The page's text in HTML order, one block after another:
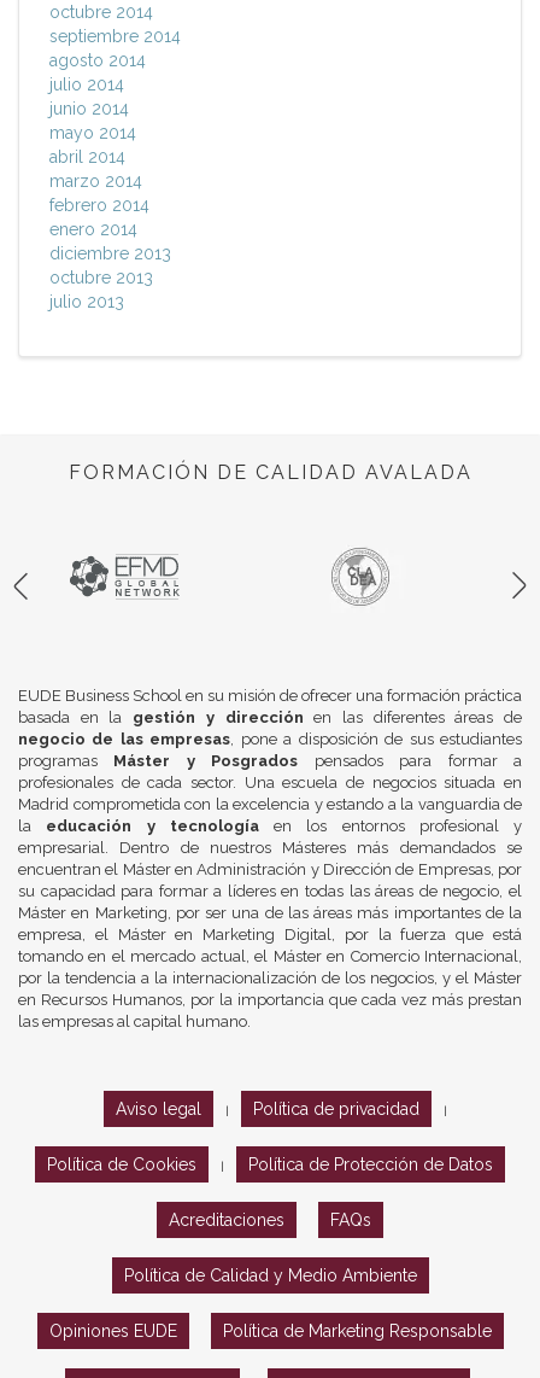
octubre 2014
septiembre 2014
agosto 2014
julio 2014
junio 2014
mayo 2014
abril 2014
marzo 2014
febrero 2014
enero 2014
diciembre 2013
octubre 2013
julio 2013
FORMACIÓN DE CALIDAD AVALADA
EUDE Business School en su misión de ofrecer una formación práctica
basada en la gestión y dirección en las diferentes áreas de
negocio de las empresas , pone a disposición de sus estudiantes
programas Máster y Posgrados pensados para formar a
profesionales de cada sector. Una escuela de negocios situada en
Madrid comprometida con la excelencia y estando a la vanguardia de
la educación y tecnologíaen los entornos profesional y
empresarial. Dentro de nuestros Másteres más demandados se
encuentran el Máster en Administración y Dirección de Empresas, por
su capacidad para formar a líderes en todas las áreas de negocio, el
Máster en Marketing, por ser una de las áreas más importantes de la
empresa, el Máster en Marketing Digital, por la fuerza que está
tomando en el mercado actual, el Máster en Comercio Internacional,
por la tendencia a la internacionalización de los negocios, y el Máster
en Recursos Humanos, por la importancia que cada vez más prestan
las empresas al capital humano.
Aviso legal Política de privacidad
Política de Cookies Política de Protección de Datos
Acreditaciones FAQs
Política de Calidad y Medio Ambiente
Opiniones EUDE Política de Marketing Responsable